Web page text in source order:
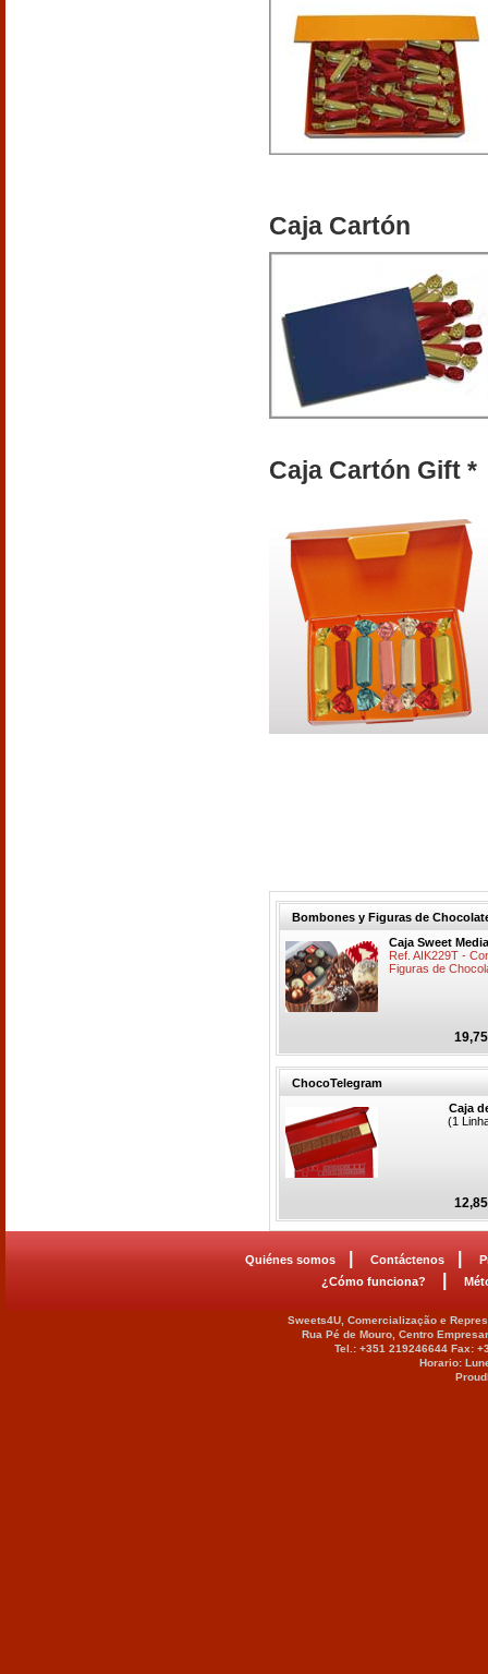
Caja Cartón
Caja Cartón Gift *
Bombones y Figuras de
Caja Sweet
Ref. AIK229T -
Figuras de
ChocoTelegram
Caja
(1
Quiénes somos Contáctenos
¿Cómo funciona?
Sweets4U, Comercialização e
Rua Pé de Mouro, Centro
Tel.: +351 219246644 Fax:
Horario: